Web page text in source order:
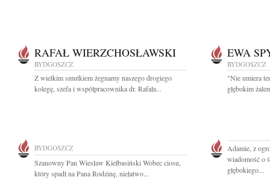
RAFAŁ WIERZCHOSŁAWSKI
BYDGOSZCZ
Z wielkim smutkiem żegnamy naszego drogiego
kolegę, szefa i współpracownika dr. Rafała...
EWA
BYDGOSZCZ
"Nie umiera
głębokim
BYDGOSZCZ
Szanowny Pan Wiesław Kiełbasiński Wobec ciosu,
który spadł na Pana Rodzinę, niełatwo...
Adamie, z
wiadomość o
głębokiego...